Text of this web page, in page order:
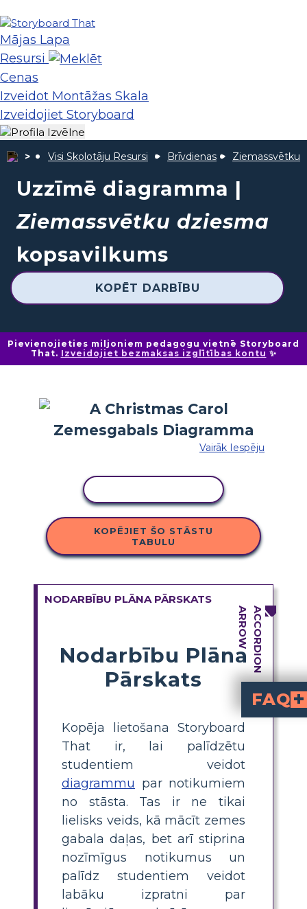
Mājas Lapa
Resursi
Cenas
Izveidot Montāžas Skala
Izveidojiet Storyboard
Visi Skolotāju Resursi Brīvdienas Ziemassvētku
Uzzīmē diagramma |
Ziemassvētku dziesma
kopsavilkums
KOPĒT DARBĪBU
Pievienojieties miljoniem pedagogu vietnē Storyboard
That. Izveidojiet bezmaksas izglītības kontu ✨
Vairāk Iespēju
KOPĒJIET ŠO STĀSTU
TABULU
NODARBĪBU PLĀNA PĀRSKATS
Nodarbību Plāna
Pārskats
Kopēja lietošana Storyboard
That ir, lai palīdzētu
studentiem veidot
diagrammu par notikumiem
no stāsta. Tas ir ne tikai
lielisks veids, kā mācīt zemes
gabala daļas, bet arī stiprina
nozīmīgus notikumus un
palīdz studentiem veidot
labāku izpratni par
FAQ